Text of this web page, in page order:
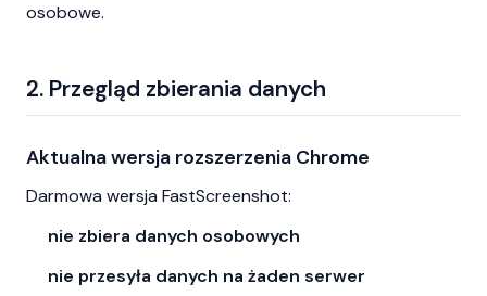
osobowe.
2. Przegląd zbierania danych
Aktualna wersja rozszerzenia Chrome
Darmowa wersja FastScreenshot:
nie zbiera danych osobowych
nie przesyła danych na żaden serwer